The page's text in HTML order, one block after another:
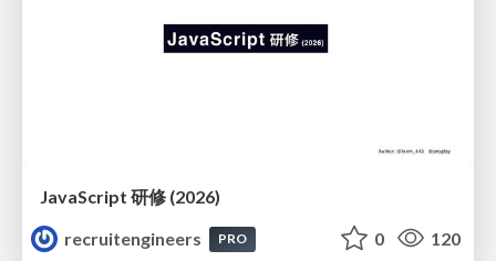
JavaScript 研修 (2026)
recruitengineers
PRO 0 120